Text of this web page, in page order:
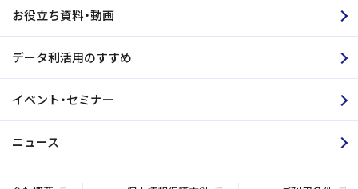
お役立ち資料・動画
データ利活用のすすめ
イベント・セミナー
ニュース